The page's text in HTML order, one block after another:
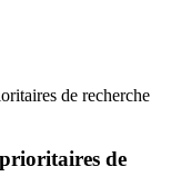
de recherche
de